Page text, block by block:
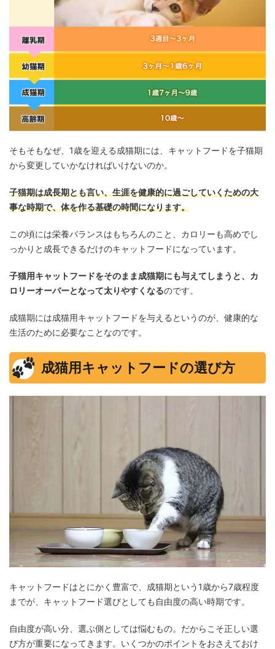
そもそもなぜ、1歳を迎える成猫期には、キャットフードを子猫期
から変更していかなければいけないのか。
子猫期は成長期とも言い、生涯を健康的に過ごしていくための大
事な時期で、体を作る基礎の時間になります。
この頃には栄養バランスはもちろんのこと、カロリーも高めでし
っかりと成長できるだけのキャットフードになっています。
子猫用キャットフードをそのまま成猫期にも与えてしまうと、カ
ロリーオーバーとなって太りやすくなるのです。
成猫期には成猫用キャットフードを与えるというのが、健康的な
生活のために必要なことなのです。
成猫用キャットフードの選び方
キャットフードはとにかく豊富で、成猫期という1歳から7歳程度
までが、キャットフード選びとしても自由度の高い時期です。
自由度が高い分、選ぶ側としては悩むもの。だからこそ正しい選
び方が重要になってきます。いくつかのポイントをおさえておけ